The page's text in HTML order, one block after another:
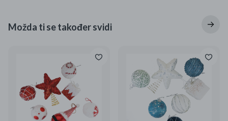
Možda ti se također svidi